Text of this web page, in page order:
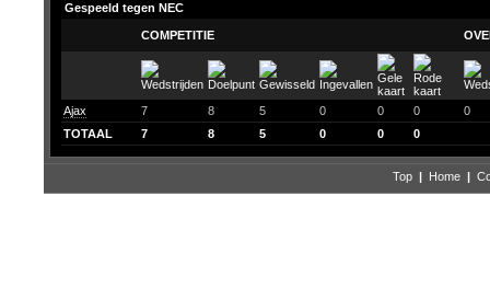
Gespeeld tegen NEC
COMPETITIE
Ajax 7 8 5 0 0 0
0
TOTAAL
7 8 5 0 0 0
Top | Home |